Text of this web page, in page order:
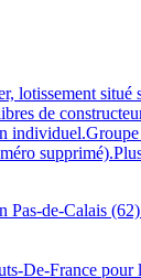
lotissement situé
de